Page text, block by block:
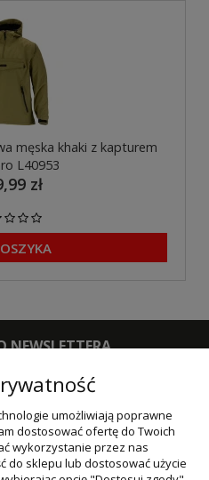
męska khaki z kapturem
L40953
zł
NEWSLETTERA
KONTO
umożliwiają poprawne
dostosować ofertę do Twoich
wykorzystanie przez nas
do sklepu lub dostosować użycie